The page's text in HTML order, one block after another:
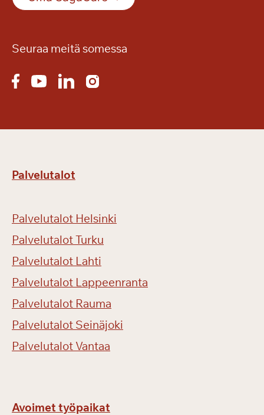
Seuraa meitä somessa
Palvelutalot
Palvelutalot Helsinki
Palvelutalot Turku
Palvelutalot Lahti
Palvelutalot Lappeenranta
Palvelutalot Rauma
Palvelutalot Seinäjoki
Palvelutalot Vantaa
Avoimet työpaikat